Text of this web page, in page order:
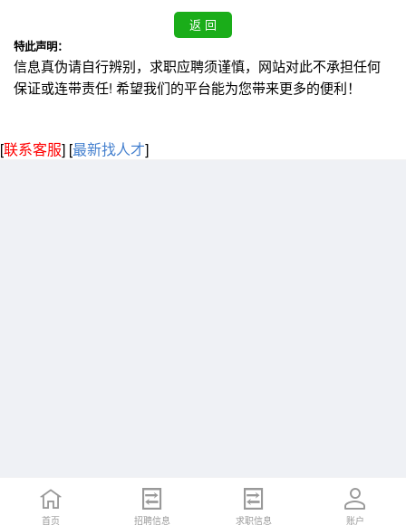
特此声明：
信息真伪请自行辨别，求职应聘须谨慎，网站对此不承担任何
保证或连带责任! 希望我们的平台能为您带来更多的便利！
[联系客服] [最新找人才]
首页 招聘信息 求职信息 账户